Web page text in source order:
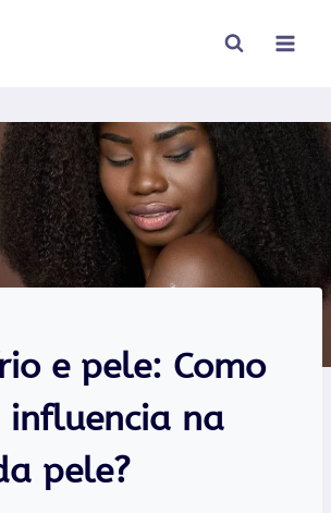
e pele: Como
influencia na
pele?